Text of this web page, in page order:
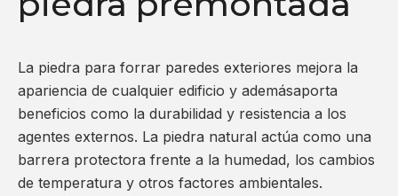
La piedra para forrar paredes exteriores mejora la
apariencia de cualquier edificio y ademásaporta
beneficios como la durabilidad y resistencia a los
agentes externos. La piedra natural actúa como una
barrera protectora frente a la humedad, los cambios
de temperatura y otros factores ambientales.